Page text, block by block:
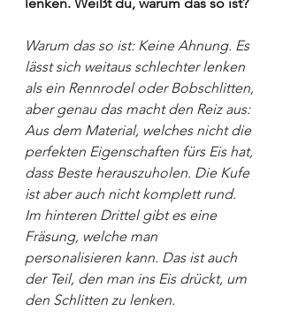
lenken. Weißt du, warum das so ist?
Warum das so ist: Keine Ahnung. Es
lässt sich weitaus schlechter lenken
als ein Rennrodel oder Bobschlitten,
aber genau das macht den Reiz aus:
Aus dem Material, welches nicht die
perfekten Eigenschaften fürs Eis hat,
dass Beste herauszuholen. Die Kufe
ist aber auch nicht komplett rund.
Im hinteren Drittel gibt es eine
Fräsung, welche man
personalisieren kann. Das ist auch
der Teil, den man ins Eis drückt, um
den Schlitten zu lenken.